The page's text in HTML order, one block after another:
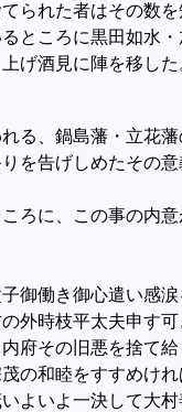
られた者はその数
ところに黒田如水
げ酒見に陣を移した
、鍋島藩・立花
を告げしめたその
ろに、この事の内
働き御心遣い感
外時枝平太夫申す
府その旧悪を捨て
の和睦をすすめけ
よいよ一決して大